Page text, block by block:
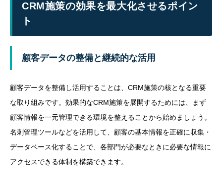
CRM施策の効果を最大化させるポイン
ト
顧客データの整備と継続的な活用
顧客データを整備し活用することは、CRM施策の核となる重要
な取り組みです。効果的なCRM施策を展開するためには、まず
顧客情報を一元管理できる環境を整えることから始めましょう。
名刺管理ツールなどを活用して、顧客の基本情報を正確に収集・
データベース化することで、各部門が必要なときに必要な情報に
アクセスできる体制を構築できます。